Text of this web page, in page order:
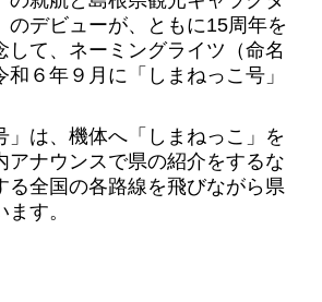
のデビューが、ともに15周年を
して、ネーミングライツ（命名
６年９月に「しまねっこ号」
は、機体へ「しまねっこ」を
アナウンスで県の紹介をするな
る全国の各路線を飛びながら県
す。